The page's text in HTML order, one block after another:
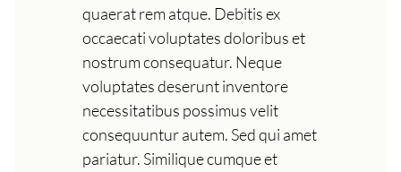
quaerat rem atque. Debitis ex
occaecati voluptates doloribus et
nostrum consequatur. Neque
voluptates deserunt inventore
necessitatibus possimus velit
consequuntur autem. Sed qui amet
pariatur. Similique cumque et